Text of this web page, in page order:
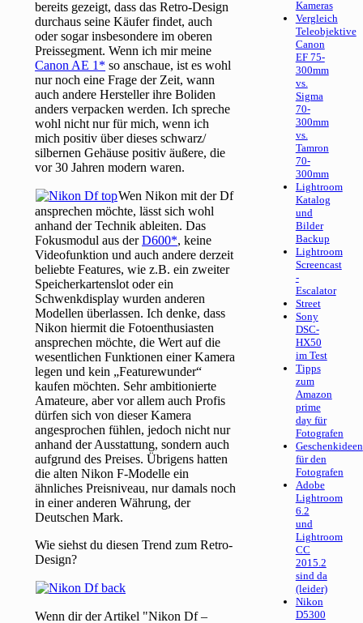
bereits gezeigt, dass das Retro-Design
durchaus seine Käufer findet, auch
oder sogar insbesondere im oberen
Preissegment. Wenn ich mir meine
Canon AE 1
so anschaue, ist es wohl
nur noch eine Frage der Zeit, wann
auch andere Hersteller ihre Boliden
anders verpacken werden. Ich spreche
wohl nicht nur für mich, wenn ich
mich positiv über dieses schwarz/
silbernen Gehäuse positiv äußere, die
vor 30 Jahren modern waren.
Wen Nikon mit der Df
ansprechen möchte, lässt sich wohl
anhand der Technik ableiten. Das
Fokusmodul aus derD600 , keine
Videofunktion und auch andere derzeit
beliebte Features, wie z.B. ein zweiter
Speicherkartenslot oder ein
Schwenkdisplay wurden anderen
Modellen überlassen. Ich denke, dass
Nikon hiermit die Fotoenthusiasten
ansprechen möchte, die Wert auf die
wesentlichen Funktionen einer Kamera
legen und kein „Featurewunder“
kaufen möchten. Sehr ambitionierte
Amateure, aber vor allem auch Profis
dürfen sich von dieser Kamera
angesprochen fühlen, jedoch nicht nur
anhand der Ausstattung, sondern auch
aufgrund des Preises. Übrigens hatten
die alten Nikon F-Modelle ein
ähnliches Preisniveau, nur damals noch
in einer anderen Währung, der
Deutschen Mark.
Wie siehst du diesen Trend zum Retro-
Design?
Wenn dir der Artikel "Nikon Df –
Kameras
Vergleich
Teleobjektive
Canon
EF 75-
300mm
vs.
Sigma
70-
300mm
vs.
Tamron
70-
300mm
Lightroom
Katalog
und
Bilder
Backup
Lightroom
Screencast
-
Escalator
Street
Sony
DSC-
HX50
im Test
Tipps
zum
Amazon
prime
day für
Fotografen
Geschenkideen
für den
Fotografen
Adobe
Lightroom
6.2
und
Lightroom
CC
2015.2
sind da
(leider)
Nikon
D5300